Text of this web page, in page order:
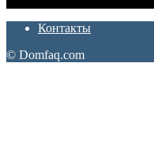
Контакты
© Domfaq.com